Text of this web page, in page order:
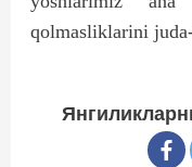
qolmasliklarini